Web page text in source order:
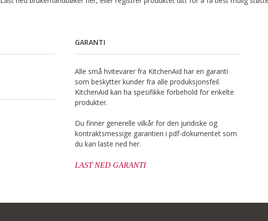
GARANTI
Alle små hvitevarer fra KitchenAid har en garanti
som beskytter kunder fra alle produksjonsfeil.
KitchenAid kan ha spesifikke forbehold for enkelte
produkter.
Du finner generelle vilkår for den juridiske og
kontraktsmessige garantien i pdf-dokumentet som
du kan laste ned her.
LAST NED GARANTI